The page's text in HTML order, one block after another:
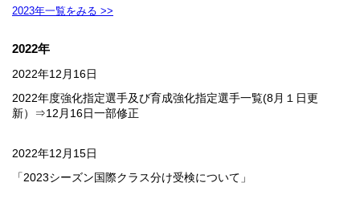
2023年一覧をみる >>
2022年
2022年12月16日
2022年度強化指定選手及び育成強化指定選手一覧(8月１日更
新）⇒12月16日一部修正
2022年12月15日
「2023シーズン国際クラス分け受検について」